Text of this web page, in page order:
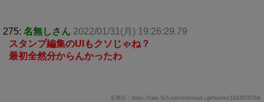
275: 名無しさん 2022/01/31(月) 19:26:29.79
スタンプ編集のUIもクソじゃね？
最初全然分からんかったわ
引用元：https://fate.5ch.net/test/read.cgi/hunter/1643551034/